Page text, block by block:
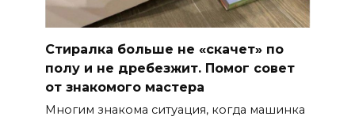
Стиралка больше не «скачет» по
полу и не дребезжит. Помог совет
от знакомого мастера
Многим знакома ситуация, когда машинка